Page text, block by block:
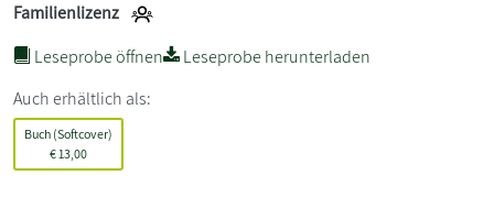
Familienlizenz
Leseprobe öffnen
Leseprobe herunterladen
Auch erhältlich als:
Buch (Softcover)
€13,00